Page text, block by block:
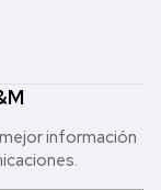
in formación